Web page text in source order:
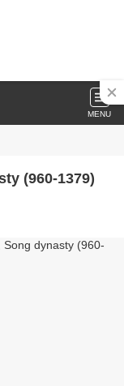
MENU
(960-1379)